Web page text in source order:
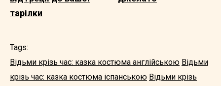
тарілки
Tags:
Відьми крізь час: казка костюма англійською Відьми
крізь час: казка костюма іспанською Відьми крізь